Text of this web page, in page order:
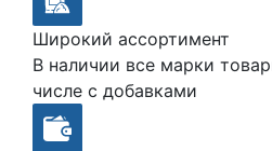
Широкий ассортимент
В наличии все марки
числе с добавками